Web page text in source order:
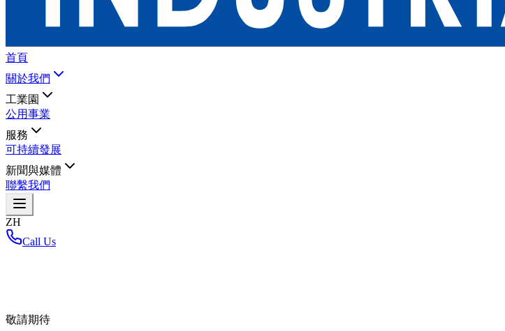
首頁
關於我們
工業園
公用事業
服務
可持續發展
新聞與媒體
聯繫我們
ZH
Call Us
敬請期待